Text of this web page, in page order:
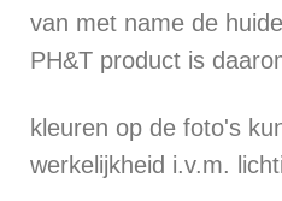
van met name de
PH&T product is
kleuren op de foto's
werkelijkheid i.v.m.